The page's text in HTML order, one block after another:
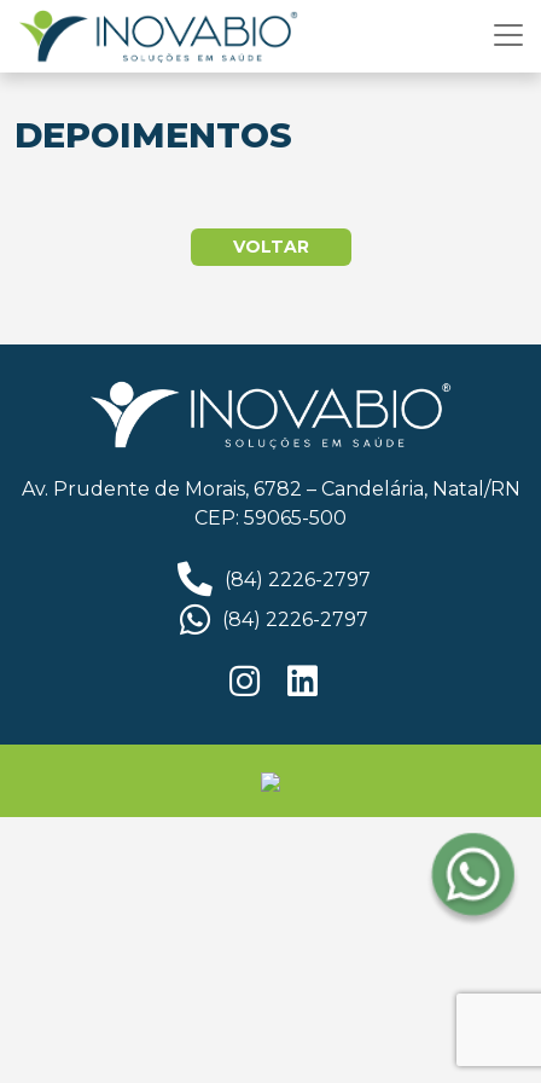
DEPOIMENTOS
VOLTAR
Av. Prudente de Morais, 6782 – Candelária, Natal/RN
CEP: 59065-500
(84) 2226-2797
(84) 2226-2797